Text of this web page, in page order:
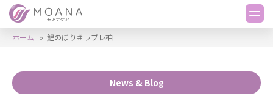
ホーム » 鯉のぼり＃ラプレ柏
News & Blog